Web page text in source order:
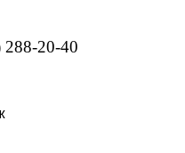
288-20-40